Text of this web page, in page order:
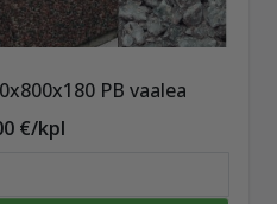
PB vaalea
€/kpl